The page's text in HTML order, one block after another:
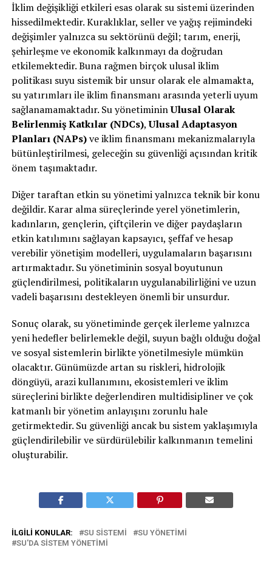
İklim değişikliği etkileri esas olarak su sistemi üzerinden
hissedilmektedir. Kuraklıklar, seller ve yağış rejimindeki
değişimler yalnızca su sektörünü değil; tarım, enerji,
şehirleşme ve ekonomik kalkınmayı da doğrudan
etkilemektedir. Buna rağmen birçok ulusal iklim
politikası suyu sistemik bir unsur olarak ele almamakta,
su yatırımları ile iklim finansmanı arasında yeterli uyum
sağlanamamaktadır. Su yönetimininUlusal Olarak
Belirlenmiş Katkılar (NDCs),Ulusal Adaptasyon
Planları (NAPs)ve iklim finansmanı mekanizmalarıyla
bütünleştirilmesi, geleceğin su güvenliği açısından kritik
önem taşımaktadır.
Diğer taraftan etkin su yönetimi yalnızca teknik bir konu
değildir. Karar alma süreçlerinde yerel yönetimlerin,
kadınların, gençlerin, çiftçilerin ve diğer paydaşların
etkin katılımını sağlayan kapsayıcı, şeffaf ve hesap
verebilir yönetişim modelleri, uygulamaların başarısını
artırmaktadır. Su yönetiminin sosyal boyutunun
güçlendirilmesi, politikaların uygulanabilirliğini ve uzun
vadeli başarısını destekleyen önemli bir unsurdur.
Sonuç olarak, su yönetiminde gerçek ilerleme yalnızca
yeni hedefler belirlemekle değil, suyun bağlı olduğu doğal
ve sosyal sistemlerin birlikte yönetilmesiyle mümkün
olacaktır. Günümüzde artan su riskleri, hidrolojik
döngüyü, arazi kullanımını, ekosistemleri ve iklim
süreçlerini birlikte değerlendiren multidisipliner ve çok
katmanlı bir yönetim anlayışını zorunlu hale
getirmektedir. Su güvenliği ancak bu sistem yaklaşımıyla
güçlendirilebilir ve sürdürülebilir kalkınmanın temelini
oluşturabilir.
İLGILI KONULAR: SU SISTEMI
SU YÖNETIMI
SU'DA SISTEM YÖNETIMI